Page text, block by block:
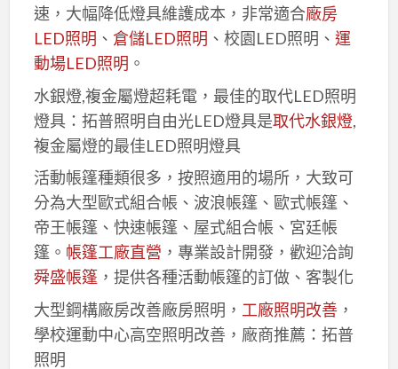
速，大幅降低燈具維護成本，非常適合廠房
LED照明 、 倉儲LED照明 、校園LED照明、 運
動場LED照明 。
水銀燈,複金屬燈超耗電，最佳的取代LED照明
燈具：拓普照明自由光LED燈具是取代水銀燈,
複金屬燈的最佳LED照明燈具
活動帳篷種類很多，按照適用的場所，大致可
分為大型歐式組合帳、波浪帳篷、歐式帳篷、
帝王帳篷、快速帳篷、屋式組合帳、宮廷帳
篷。 帳篷工廠直營 ，專業設計開發，歡迎洽詢
舜盛帳篷，提供各種活動帳篷的訂做、客製化
大型鋼構廠房改善廠房照明， 工廠照明改善，
學校運動中心高空照明改善，廠商推薦：拓普
照明